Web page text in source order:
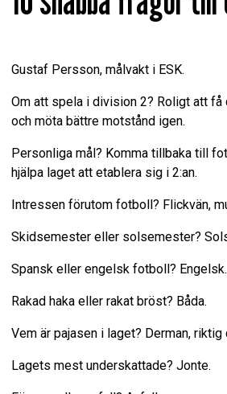
Gustaf Persson, målvakt i ESK.
Om att spela i division 2? Roligt att få
och möta bättre motstånd igen.
Personliga mål? Komma tillbaka till
hjälpa laget att etablera sig i 2:an.
Intressen förutom fotboll? Flickvän,
Skidsemester eller solsemester?
Spansk eller engelsk fotboll? Engelsk.
Rakad haka eller rakat bröst? Båda.
Vem är pajasen i laget? Derman, riktig
Lagets mest underskattade? Jonte.